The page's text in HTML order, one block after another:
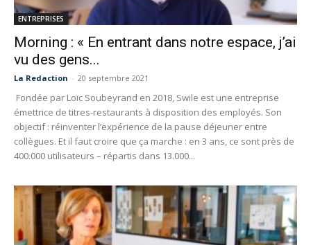
ENTREPRISES
Morning : « En entrant dans notre espace, j’ai
vu des gens...
La Redaction - 20 septembre 2021
Fondée par Loïc Soubeyrand en 2018, Swile est une entreprise
émettrice de titres-restaurants à disposition des employés. Son
objectif : réinventer l’expérience de la pause déjeuner entre
collègues. Et il faut croire que ça marche : en 3 ans, ce sont près de
400.000 utilisateurs – répartis dans 13.000...